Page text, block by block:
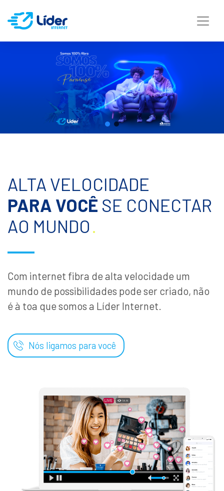
ALTA VELOCIDADE
PARA VOCÊ SE CONECTAR
AO MUNDO.
Com internet fibra de alta velocidade um
mundo de possibilidades pode ser criado, não
é à toa que somos a Líder Internet.
Nós ligamos para você